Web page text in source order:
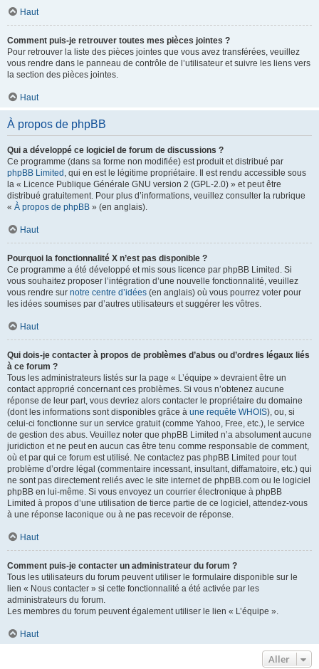
Haut
Comment puis-je retrouver toutes mes pièces jointes ?
Pour retrouver la liste des pièces jointes que vous avez transférées, veuillez
vous rendre dans le panneau de contrôle de l’utilisateur et suivre les liens vers
la section des pièces jointes.
Haut
À propos de phpBB
Qui a développé ce logiciel de forum de discussions ?
Ce programme (dans sa forme non modifiée) est produit et distribué par
phpBB Limited , qui en est le légitime propriétaire. Il est rendu accessible sous
la « Licence Publique Générale GNU version 2 (GPL-2.0) » et peut être
distribué gratuitement. Pour plus d’informations, veuillez consulter la rubrique
« À propos de phpBB » (en anglais).
Haut
Pourquoi la fonctionnalité X n’est pas disponible ?
Ce programme a été développé et mis sous licence par phpBB Limited. Si
vous souhaitez proposer l’intégration d’une nouvelle fonctionnalité, veuillez
vous rendre sur notre centre d’idées (en anglais) où vous pourrez voter pour
les idées soumises par d’autres utilisateurs et suggérer les vôtres.
Haut
Qui dois-je contacter à propos de problèmes d’abus ou d’ordres légaux liés
à ce forum ?
Tous les administrateurs listés sur la page « L’équipe » devraient être un
contact approprié concernant ces problèmes. Si vous n’obtenez aucune
réponse de leur part, vous devriez alors contacter le propriétaire du domaine
(dont les informations sont disponibles grâce à une requête WHOIS), ou, si
celui-ci fonctionne sur un service gratuit (comme Yahoo, Free, etc.), le service
de gestion des abus. Veuillez noter que phpBB Limited n’a absolument aucune
juridiction et ne peut en aucun cas être tenu comme responsable de comment,
où et par qui ce forum est utilisé. Ne contactez pas phpBB Limited pour tout
problème d’ordre légal (commentaire incessant, insultant, diffamatoire, etc.) qui
ne sont pas directement reliés avec le site internet de phpBB.com ou le logiciel
phpBB en lui-même. Si vous envoyez un courrier électronique à phpBB
Limited à propos d’une utilisation de tierce partie de ce logiciel, attendez-vous
à une réponse laconique ou à ne pas recevoir de réponse.
Haut
Comment puis-je contacter un administrateur du forum ?
Tous les utilisateurs du forum peuvent utiliser le formulaire disponible sur le
lien « Nous contacter » si cette fonctionnalité a été activée par les
administrateurs du forum.
Les membres du forum peuvent également utiliser le lien « L’équipe ».
Haut
Aller